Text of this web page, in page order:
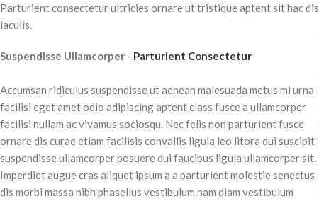
Parturient consectetur ultricies ornare ut tristique aptent sit hac dis
iaculis.
Suspendisse Ullamcorper - Parturient Consectetur
Accumsan ridiculus suspendisse ut aenean malesuada metus mi urna
facilisi eget amet odio adipiscing aptent class fusce a ullamcorper
facilisi nullam ac vivamus sociosqu. Nec felis non parturient fusce
ornare dis curae etiam facilisis convallis ligula leo litora dui suscipit
suspendisse ullamcorper posuere dui faucibus ligula ullamcorper sit.
Imperdiet augue cras aliquet ipsum a a parturient molestie senectus
dis morbi massa nibh phasellus vestibulum nam diam vestibulum